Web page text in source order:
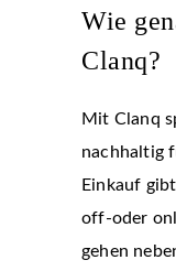
Wie
Clanq?
Mit Clanq
nachhaltig
Einkauf
off-oder
gehen